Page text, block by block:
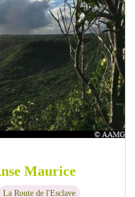
Maurice
La Route de l'Esclave